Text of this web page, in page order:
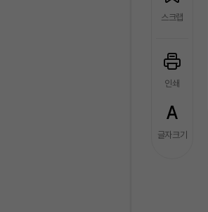
스크랩
인쇄
글자크기